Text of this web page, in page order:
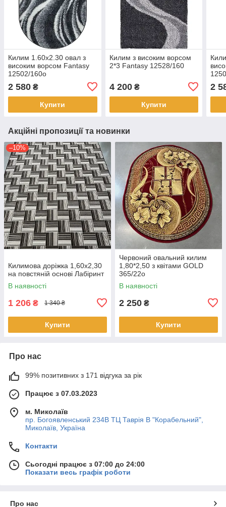
Килим 1.60х2.30 овал з
високим ворсом Fantasy
12502/160о
2 580 ₴
Купити
Килим з високим ворсом
2*3 Fantasy 12528/160
4 200₴
Купити
2
Акційні пропозиції та новинки
–10%
Килимова доріжка 1,60х2,30
на повстяній основі Лабіринт
В наявності
1 206 ₴ 1 340 ₴
Купити
Червоний овальний килим
1,80*2,50 з квітами GOLD
365/22о
В наявності
2 250 ₴
Купити
Про нас
99% позитивних з 171 відгука за рік
Працює з 07.03.2023
м. Миколаїв
пр. Богоявленський 234В ТЦ Таврія В "Корабельний",
Миколаїв, Україна
Контакти
Сьогодні працює з 07:00 до 24:00
Показати весь графік роботи
Про нас